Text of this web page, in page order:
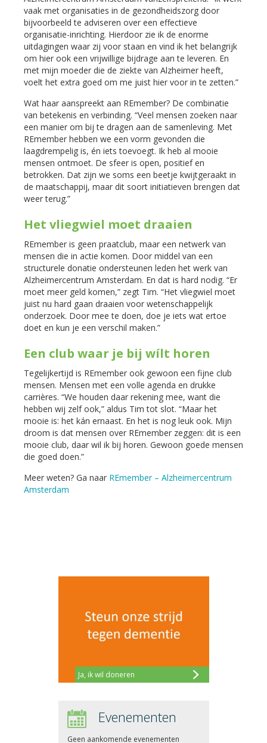
vaak met organisaties in de gezondheidszorg door
bijvoorbeeld te adviseren over een effectieve
organisatie-inrichting. Hierdoor zie ik de enorme
uitdagingen waar zij voor staan en vind ik het belangrijk
om hier ook een vrijwillige bijdrage aan te leveren. En
met mijn moeder die de ziekte van Alzheimer heeft,
voelt het extra goed om me juist hier voor in te zetten.”
Wat haar aanspreekt aan REmember? De combinatie
van betekenis en verbinding. “Veel mensen zoeken naar
een manier om bij te dragen aan de samenleving. Met
REmember hebben we een vorm gevonden die
laagdrempelig is, én iets toevoegt. Ik heb al mooie
mensen ontmoet. De sfeer is open, positief en
betrokken. Dat zijn we soms een beetje kwijtgeraakt in
de maatschappij, maar dit soort initiatieven brengen dat
weer terug.”
Het vliegwiel moet draaien
REmember is geen praatclub, maar een netwerk van
mensen die in actie komen. Door middel van een
structurele donatie ondersteunen leden het werk van
Alzheimercentrum Amsterdam. En dat is hard nodig. “Er
moet meer geld komen,” zegt Tim. “Het vliegwiel moet
juist nu hard gaan draaien voor wetenschappelijk
onderzoek. Door mee te doen, doe je iets wat ertoe
doet en kun je een verschil maken.”
Een club waar je bij wílt horen
Tegelijkertijd is REmember ook gewoon een fijne club
mensen. Mensen met een volle agenda en drukke
carrières. “We houden daar rekening mee, want die
hebben wij zelf ook,” aldus Tim tot slot. “Maar het
mooie is: het kán ernaast. En het is nog leuk ook. Mijn
droom is dat mensen over REmember zeggen: dit is een
mooie club, daar wil ik bij horen. Gewoon goede mensen
die goed doen.”
Meer weten? Ga naar REmember – Alzheimercentrum
Amsterdam
Ja, ik wil doneren
Evenementen
Geen aankomende evenementen